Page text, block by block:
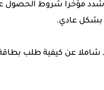
شدد مؤخرا شروط الحصول
بشكل عادي.
شاملا عن كيفية طلب بطاقة